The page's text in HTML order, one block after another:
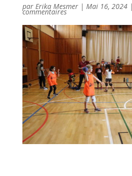
par Erika Mesmer| Mai 16, 2024|
commentaires